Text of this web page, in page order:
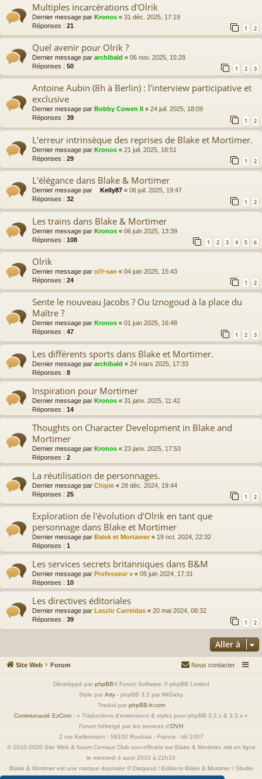
Multiples incarcérations d'Olrik
Dernier message par Kronos « 31 déc. 2025, 17:19
Réponses : 21 1 2
Quel avenir pour Olrik ?
Dernier message par archibald « 06 nov. 2025, 15:28
Réponses : 50 1 2 3
Antoine Aubin (8h à Berlin) : l'interview participative et
exclusive
Dernier message par Bobby Cowen II « 24 juil. 2025, 18:09
Réponses : 39 1 2
L’erreur intrinsèque des reprises de Blake et Mortimer.
Dernier message par Kronos « 21 juil. 2025, 18:51
Réponses : 29 1 2
L'élégance dans Blake & Mortimer
Dernier message par Kelly87 « 06 juil. 2025, 19:47
Réponses : 32 1 2
Les trains dans Blake & Mortimer
Dernier message par Kronos « 06 juin 2025, 13:39
Réponses : 108 1 2 3 4 5 6
Olrik
Dernier message par olY-san « 04 juin 2025, 15:43
Réponses : 24 1 2
Sente le nouveau Jacobs ? Ou Iznogoud à la place du
Maître ?
Dernier message par Kronos « 01 juin 2025, 16:48
Réponses : 47 1 2 3
Les différents sports dans Blake et Mortimer.
Dernier message par archibald « 24 mars 2025, 17:33
Réponses : 8
Inspiration pour Mortimer
Dernier message par Kronos « 31 janv. 2025, 11:42
Réponses : 14
Thoughts on Character Development in Blake and
Mortimer
Dernier message par Kronos « 23 janv. 2025, 17:53
Réponses : 2
La réutilisation de personnages.
Dernier message par Chipie « 28 déc. 2024, 19:44
Réponses : 25 1 2
Exploration de l'évolution d'Olrik en tant que
personnage dans Blake et Mortimer
Dernier message par Balek et Mortamer« 19 oct. 2024, 22:32
Réponses : 1
Les services secrets britanniques dans B&M
Dernier message par Professeur v « 05 juin 2024, 17:31
Réponses : 10
Les directives éditoriales
Dernier message par Laszlo Carreidas « 20 mai 2024, 08:32
Réponses : 39 1 2
Aller à
Site Web Forum Nous contacter
Développé par phpBB® Forum Software © phpBB Limited
Style par Arty - phpBB 3.2 par MrGaby
Traduit par phpBB-fr.com
Communauté EzCom : « Traductions d'extensions & styles pour phpBB 3.2.x & 3.3.x »
Forum hébergé par les services d’OVH
2 rue Kellermann - 59100 Roubaix - France - tél 1007
© 2010-2020 Site Web & forum Centaur Club non-officiels sur Blake & Mortimer, mis en ligne
le mercredi 4 aout 2010 à 22h10
Blake & Mortimer est une marque deposée © Dargaud / Editions Blake & Mortimer / Studio